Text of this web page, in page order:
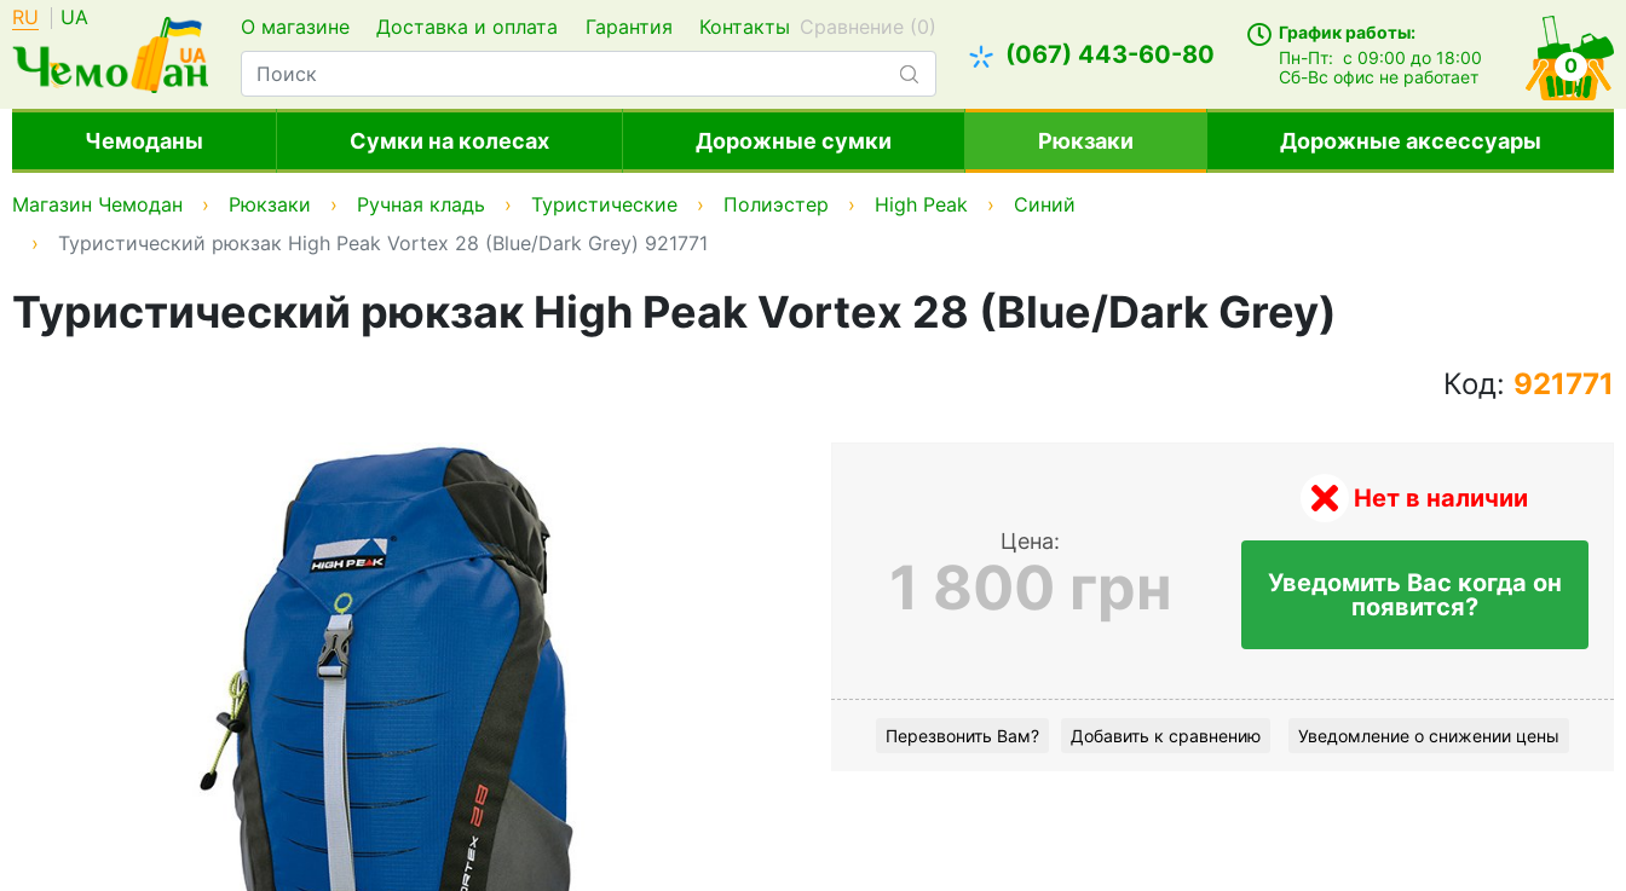
RU UA О магазине Доставка и оплата Гарантия Контакты Сравнение (0)
(067) 443-60-80
График работы:
Пн-Пт:с 09:00 до 18:00
Сб-Всофис не работает 0
Чемоданы Сумки на колесах Дорожные сумки Рюкзаки Дорожные аксессуары
Магазин Чемодан Рюкзаки Ручная кладь Туристические Полиэстер High Peak
Синий
Туристический рюкзак High Peak Vortex 28 (Blue/Dark Grey) 921771
Туристический рюкзак High Peak Vortex 28 (Blue/Dark Grey)
Код: 921771
Цена:
1 800 грн
Нет в наличии
Уведомить Вас когда он
появится?
Перезвонить Вам? Добавить к сравнению Уведомление о снижении цены